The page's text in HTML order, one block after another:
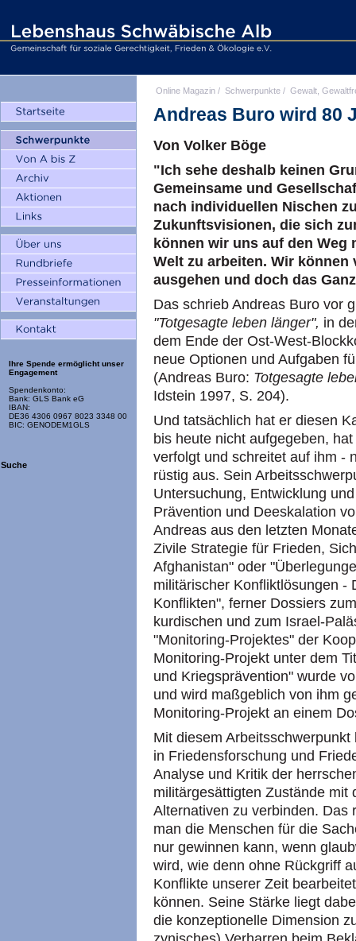
Ihre Spende ermöglicht unser
Engagement
Spendenkonto:
Bank: GLS Bank eG
IBAN:
DE36 4306 0967 8023 3348 00
BIC: GENODEM1GLS
Suche
Online Magazin / Schwerpunkte / Gewalt,
Andreas Buro wird 80
Von Volker Böge
"Ich sehe deshalb keinen
Gemeinsame und
nach individuellen Nischen
Zukunftsvisionen, die sich
können wir uns auf den
Welt zu arbeiten. Wir
ausgehen und doch das
Das schrieb Andreas Buro vor
"Totgesagte leben länger", in
dem Ende der Ost-West-
neue Optionen und Aufgaben
(Andreas Buro: Totgesagte
Idstein 1997, S. 204).
Und tatsächlich hat er diesen
bis heute nicht aufgegeben,
verfolgt und schreitet auf ihm -
rüstig aus. Sein
Untersuchung, Entwicklung
Prävention und Deeskalation
Andreas aus den letzten
Zivile Strategie für Frieden,
Afghanistan" oder
militärischer Konfliktlösungen -
Konflikten", ferner Dossiers
kurdischen und zum Israel-
"Monitoring-Projektes" der
Monitoring-Projekt unter dem
und Kriegsprävention" wurde
und wird maßgeblich von ihm
Monitoring-Projekt an einem
Mit diesem
in Friedensforschung und
Analyse und Kritik der
militärgesättigten Zustände mit
Alternativen zu verbinden. Das
man die Menschen für die
nur gewinnen kann, wenn
wird, wie denn ohne Rückgriff
Konflikte unserer Zeit
können. Seine Stärke liegt
die konzeptionelle Dimension